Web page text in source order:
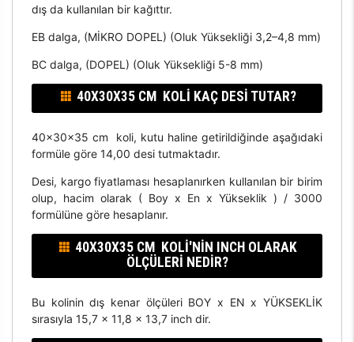
dış da kullanılan bir kağıttır.
EB dalga, (MİKRO DOPEL) (Oluk Yüksekliği 3,2–4,8 mm)
BC dalga, (DOPEL) (Oluk Yüksekliği 5-8 mm)
40X30X35 CM KOLI KAÇ DESI TUTAR?
40x30x35 cm koli, kutu haline getirildiğinde aşağıdaki
formüle göre 14,00 desi tutmaktadır.
Desi, kargo fiyatlaması hesaplanırken kullanılan bir birim
olup, hacim olarak ( Boy x En x Yükseklik ) / 3000
formülüne göre hesaplanır.
40X30X35 CM KOLI'NIN INCH OLARAK
ÖLÇÜLERI NEDIR?
Bu kolinin dış kenar ölçüleri BOY x EN x YÜKSEKLİK
sırasıyla 15,7 x 11,8 x 13,7 inch dir.